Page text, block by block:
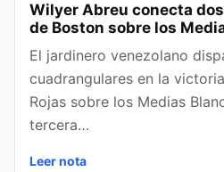
Wilyer Abreu conecta
de Boston sobre los
El jardinero venezolano
cuadrangulares en la
Rojas sobre los Medias
tercera…
Leer nota